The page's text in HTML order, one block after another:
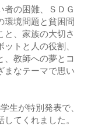
の困難、ＳＤＧ
環境問題と貧困問
と、家族の大切さ
トと人の役割、
教師への夢とコ
まなテーマで思い
生が特別発表で、
てくれました。